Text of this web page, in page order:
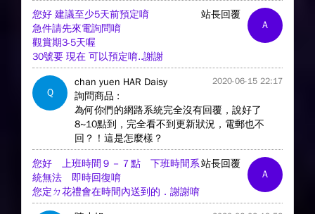
A
站長回覆
您好 建議至少5天前預定唷
急件請先來電詢問唷
觀賞期3-5天喔
30號要 現在 可以預定唷..謝謝
Q
chan yuen HAR Daisy 2020-06-15 22:17
詢問商品 :
為何你們的網路系統完全沒有回覆，說好了
8~10點到，完全看不到更新狀況，電郵也不
回？！這是怎麼樣？
A
站長回覆
您好 上班時間９－７點 下班時間系
統無法 即時回復唷
您定ㄉ花禮會在時間內送到的．謝謝唷